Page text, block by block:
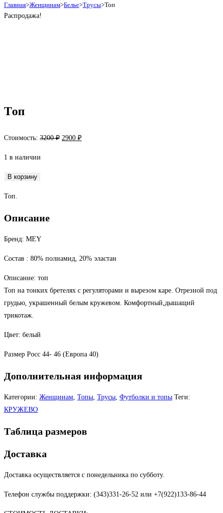
Главная>Женщинам>Белье>Трусы>Топ
Распродажа!
Топ
Стоимость: 3200₽ Первоначальная
2900 ₽Текущая
1 в наличии
Количество
В корзину
Топ.
Описание
Бренд: MEY
Состав : 80% полиамид, 20% эластан
Описание: топ
Топ на тонких бретелях с регуляторами и вырезом каре. Отрезной под
грудью, украшенный белым кружевом. Комфортный,дышащий
трикотаж.
Цвет: белый
Размер Росс 44- 46 (Европа 40)
Дополнительная информация
Категории: Женщинам, Топы, Трусы, Футболки и топы Теги:
КРУЖЕВО
Таблица размеров
Доставка
Доставка осуществляется с понедельника по субботу.
Телефон службы поддержки: (343)331-26-52 или +7(922)133-86-44